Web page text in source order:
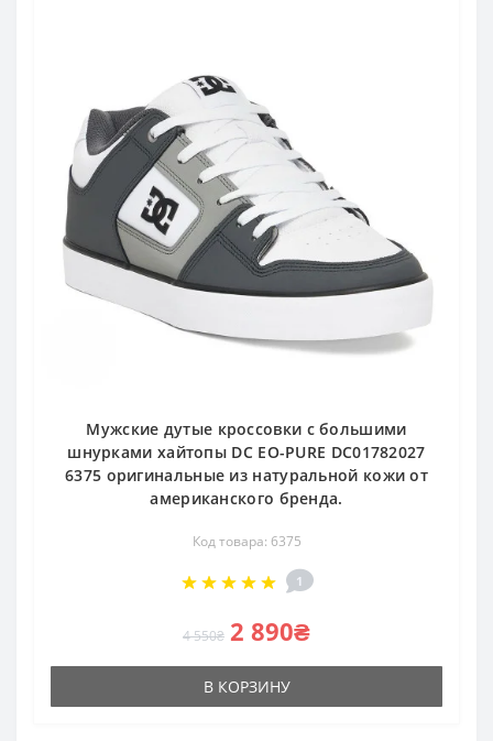
Мужские дутые кроссовки с большими
шнурками хайтопы DC EO-PURE DC01782027
6375 оригинальные из натуральной кожи от
американского бренда.
Код товара: 6375
1
4 550₴ 2 890₴
В КОРЗИНУ